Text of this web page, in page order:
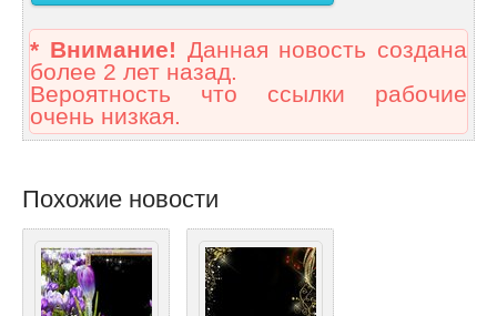
* Внимание! Данная новость создана
более 2 лет назад.
Вероятность что ссылки рабочие
очень низкая.
Похожие новости